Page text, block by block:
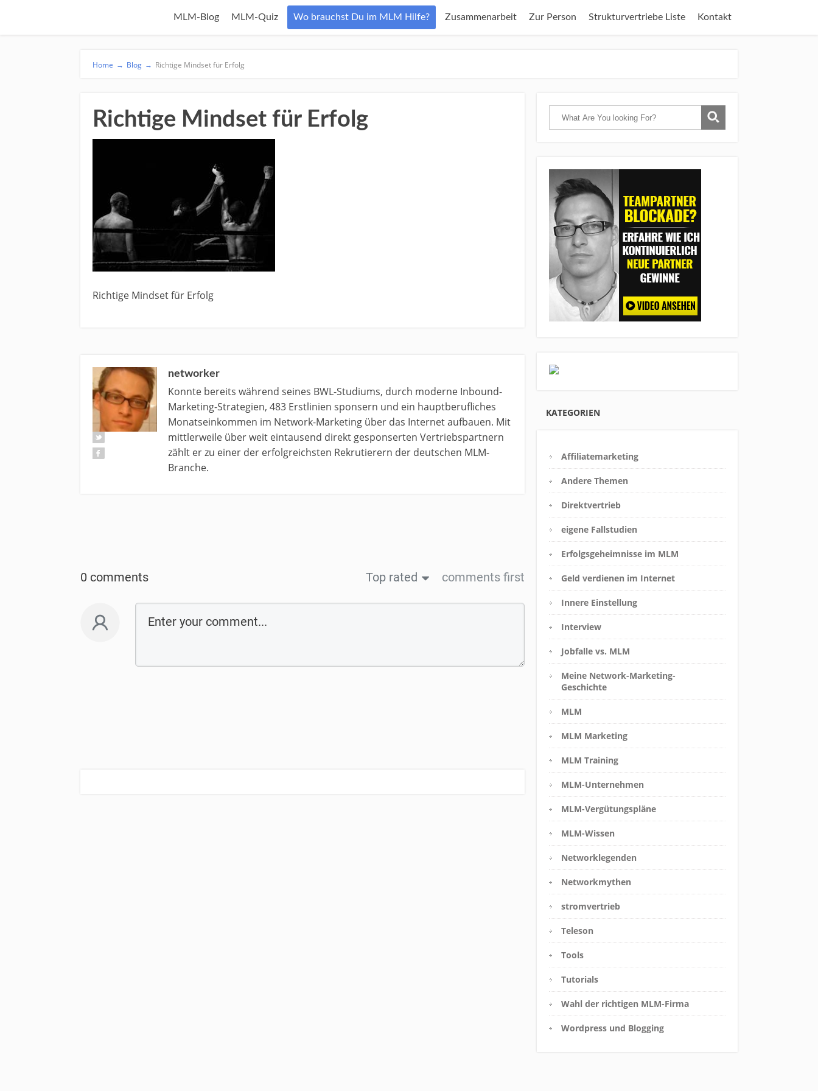
MLM-Blog MLM-Quiz Wo brauchst Du im MLM Hilfe? Zusammenarbeit Zur Person Strukturvertriebe Liste Kontakt
Home → Blog → Richtige Mindset für Erfolg
Richtige Mindset für Erfolg
Richtige Mindset für Erfolg
networker
Konnte bereits während seines BWL-Studiums, durch moderne Inbound-
Marketing-Strategien, 483 Erstlinien sponsern und ein hauptberufliches
Monatseinkommen im Network-Marketing über das Internet aufbauen. Mit
mittlerweile über weit eintausend direkt gesponserten Vertriebspartnern
zählt er zu einer der erfolgreichsten Rekrutierern der deutschen MLM-
Branche.
0 comments Top rated comments first
KATEGORIEN
Affiliatemarketing
Andere Themen
Direktvertrieb
eigene Fallstudien
Erfolgsgeheimnisse im MLM
Geld verdienen im Internet
Innere Einstellung
Interview
Jobfalle vs. MLM
Meine Network-Marketing-
Geschichte
MLM
MLM Marketing
MLM Training
MLM-Unternehmen
MLM-Vergütungspläne
MLM-Wissen
Networklegenden
Networkmythen
stromvertrieb
Teleson
Tools
Tutorials
Wahl der richtigen MLM-Firma
Wordpress und Blogging